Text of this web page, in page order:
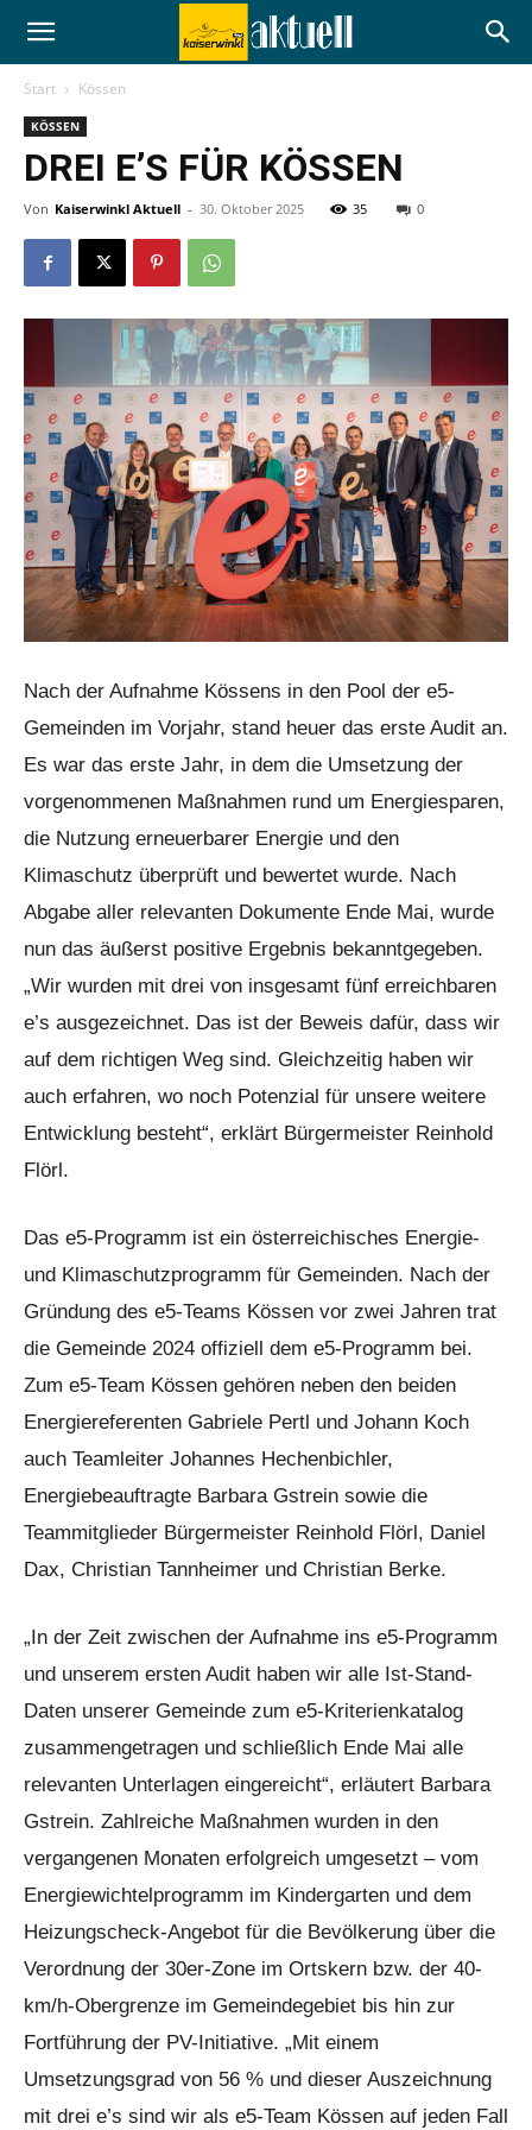
Start Kössen
KÖSSEN
DREI E’S FÜR KÖSSEN
Von Kaiserwinkl Aktuell - 30. Oktober 2025 35 0
Nach der Aufnahme Kössens in den Pool der e5-
Gemeinden im Vorjahr, stand heuer das erste Audit an.
Es war das erste Jahr, in dem die Umsetzung der
vorgenommenen Maßnahmen rund um Energiesparen,
die Nutzung erneuerbarer Energie und den
Klimaschutz überprüft und bewertet wurde. Nach
Abgabe aller relevanten Dokumente Ende Mai, wurde
nun das äußerst positive Ergebnis bekanntgegeben.
„Wir wurden mit drei von insgesamt fünf erreichbaren
e’s ausgezeichnet. Das ist der Beweis dafür, dass wir
auf dem richtigen Weg sind. Gleichzeitig haben wir
auch erfahren, wo noch Potenzial für unsere weitere
Entwicklung besteht“, erklärt Bürgermeister Reinhold
Flörl.
Das e5-Programm ist ein österreichisches Energie-
und Klimaschutzprogramm für Gemeinden. Nach der
Gründung des e5-Teams Kössen vor zwei Jahren trat
die Gemeinde 2024 offiziell dem e5-Programm bei.
Zum e5-Team Kössen gehören neben den beiden
Energiereferenten Gabriele Pertl und Johann Koch
auch Teamleiter Johannes Hechenbichler,
Energiebeauftragte Barbara Gstrein sowie die
Teammitglieder Bürgermeister Reinhold Flörl, Daniel
Dax, Christian Tannheimer und Christian Berke.
„In der Zeit zwischen der Aufnahme ins e5-Programm
und unserem ersten Audit haben wir alle Ist-Stand-
Daten unserer Gemeinde zum e5-Kriterienkatalog
zusammengetragen und schließlich Ende Mai alle
relevanten Unterlagen eingereicht“, erläutert Barbara
Gstrein. Zahlreiche Maßnahmen wurden in den
vergangenen Monaten erfolgreich umgesetzt – vom
Energiewichtelprogramm im Kindergarten und dem
Heizungscheck-Angebot für die Bevölkerung über die
Verordnung der 30er-Zone im Ortskern bzw. der 40-
km/h-Obergrenze im Gemeindegebiet bis hin zur
Fortführung der PV-Initiative. „Mit einem
Umsetzungsgrad von 56 % und dieser Auszeichnung
mit drei e’s sind wir als e5-Team Kössen auf jeden Fall